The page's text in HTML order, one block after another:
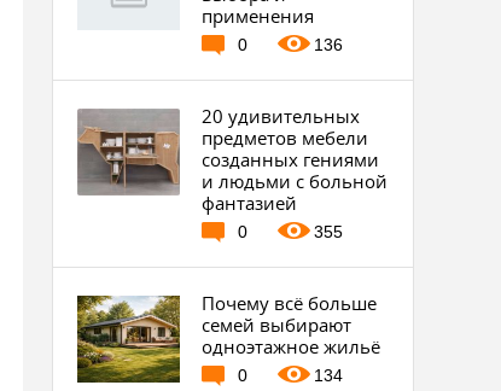
применения
0 136
20 удивительных
предметов мебели
созданных гениями
и людьми с больной
фантазией
0 355
Почему всё больше
семей выбирают
одноэтажное жильё
0 134